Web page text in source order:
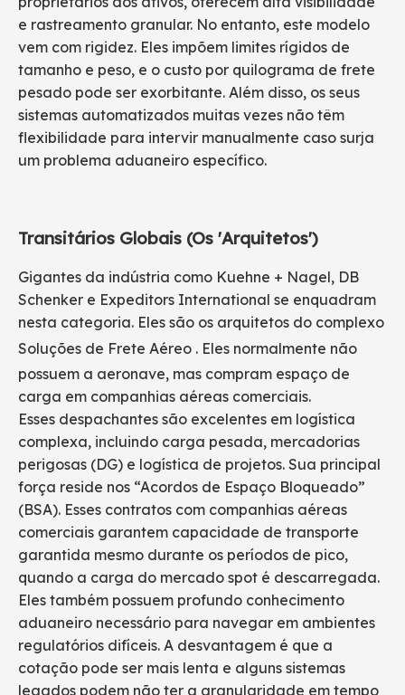
e rastreamento granular. No entanto, este modelo
vem com rigidez. Eles impõem limites rígidos de
tamanho e peso, e o custo por quilograma de frete
pesado pode ser exorbitante. Além disso, os seus
sistemas automatizados muitas vezes não têm
flexibilidade para intervir manualmente caso surja
um problema aduaneiro específico.
Transitários Globais (Os 'Arquitetos')
Gigantes da indústria como Kuehne + Nagel, DB
Schenker e Expeditors International se enquadram
nesta categoria. Eles são os arquitetos do complexo
Soluções de Frete Aéreo . Eles normalmente não
possuem a aeronave, mas compram espaço de
carga em companhias aéreas comerciais.
Esses despachantes são excelentes em logística
complexa, incluindo carga pesada, mercadorias
perigosas (DG) e logística de projetos. Sua principal
força reside nos “Acordos de Espaço Bloqueado”
(BSA). Esses contratos com companhias aéreas
comerciais garantem capacidade de transporte
garantida mesmo durante os períodos de pico,
quando a carga do mercado spot é descarregada.
Eles também possuem profundo conhecimento
aduaneiro necessário para navegar em ambientes
regulatórios difíceis. A desvantagem é que a
cotação pode ser mais lenta e alguns sistemas
legados podem não ter a granularidade em tempo